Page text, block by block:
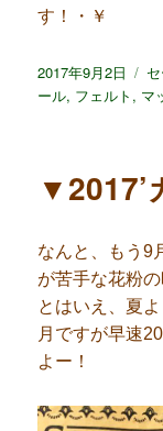
す！・￥
投
稿
2017年9月2日
カ
テ
ール, フェルト , マ
▼2017’
なんと、もう9
が苦手な花粉
とはいえ、夏
月ですが早速
よー！